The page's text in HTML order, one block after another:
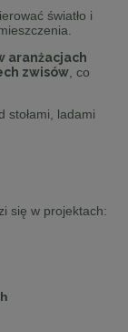
światło i
aranżacjach
zwisów , co
stołami, ladami
się w projektach: